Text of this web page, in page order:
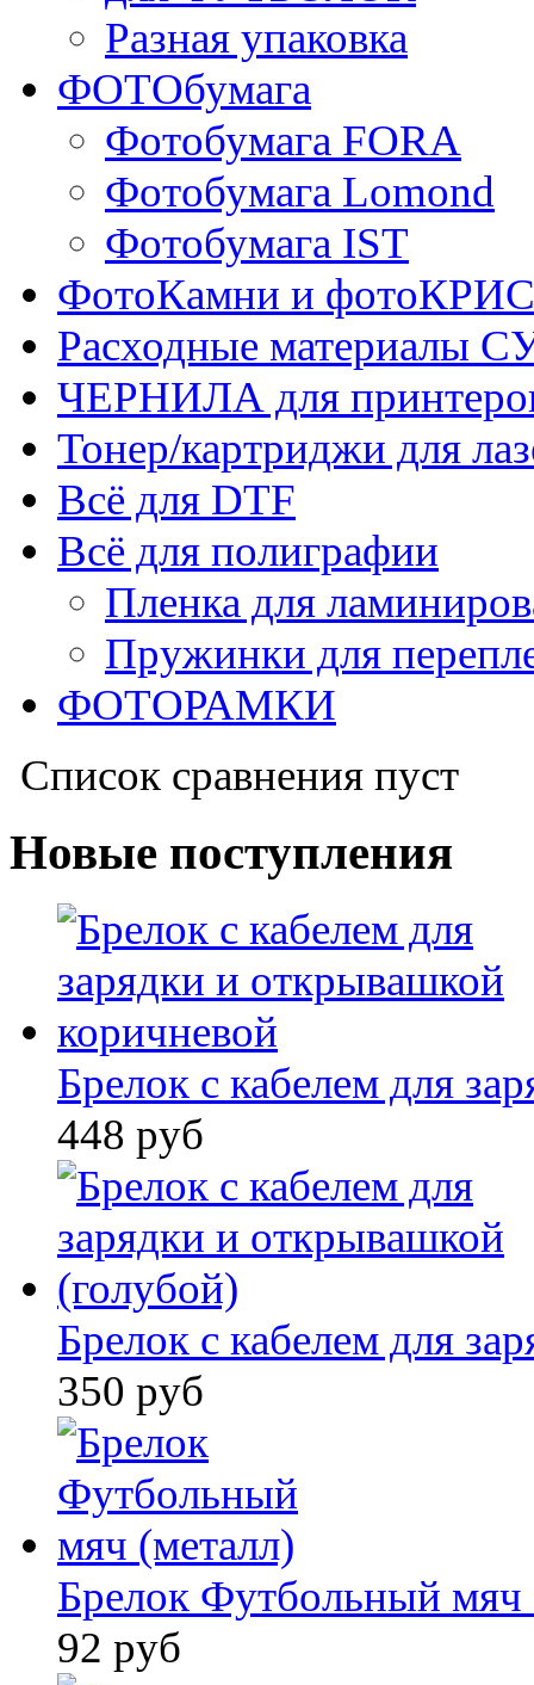
Разная упаковка
ФОТОбумага
Фотобумага FORA
Фотобумага Lomond
Фотобумага IST
ФотоКамни и
Расходные
ЧЕРНИЛА для
Тонер/картриджи для
Всё для DTF
Всё для полиграфии
Пленка для
Пружинки для
ФОТОРАМКИ
Список сравнения пуст
Новые поступления
Брелок с кабелем для
448 руб
Брелок с кабелем для
350 руб
Брелок Футбольный мяч
92 руб